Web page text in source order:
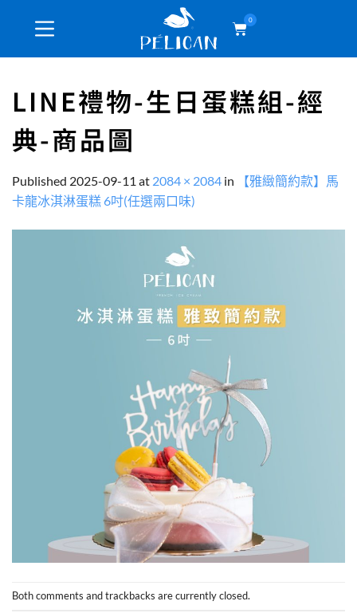
0
LINE禮物-生日蛋糕組-經
典-商品圖
Published 2025-09-11 at 2084 × 2084 in
【雅緻簡約款】馬
卡龍冰淇淋蛋糕 6吋(任選兩口味)
Both comments and trackbacks are currently closed.